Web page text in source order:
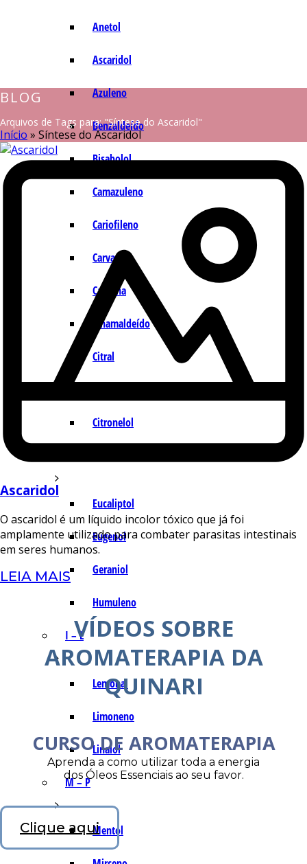
Anetol
Ascaridol
Azuleno
Benzaldeído
Bisabolol
Camazuleno
Cariofileno
Carvacrol
Carvona
Cinamaldeído
Citral
Citronelol
Eucaliptol
Eugenol
Geraniol
Humuleno
I – L
Lemonal
Limoneno
Linalol
M – P
Mentol
BLOG
Arquivos de Tags para: "Síntese do Ascaridol"
Início » Síntese do Ascaridol
Ascaridol
O ascaridol é um líquido incolor tóxico que já foi
amplamente utilizado para combater parasitas intestinais
em seres humanos.
LEIA MAIS
VÍDEOS SOBRE
AROMATERAPIA DA
QUINARI
CURSO DE AROMATERAPIA
Aprenda a como utilizar toda a energia
dos Óleos Essenciais ao seu favor.
Clique aqui